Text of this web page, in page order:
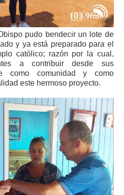
pudo bendecir un lote de
y ya está preparado para el
católico; razón por la cual,
a contribuir desde sus
como comunidad y como
este hermoso proyecto.